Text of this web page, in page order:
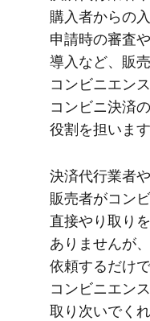
購入者からの​
申請時の​審査
導入など、​販
コンビニエン
コンビニ決済
役割を​担います
決済代行業者
販売者が​コン
直接やり取り
ありませんが
依頼するだけ
コンビニエン
取り次いでく